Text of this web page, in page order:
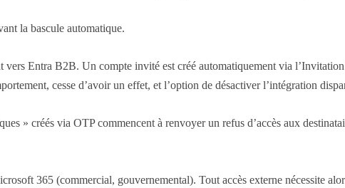
la bascule automatique.
Entra B2B. Un compte invité est créé automatiquement via
cesse d’avoir un effet, et l’option de désactiver l’intégration
» créés via OTP commencent à renvoyer un refus d’accès aux
365 (commercial, gouvernemental). Tout accès externe nécessite